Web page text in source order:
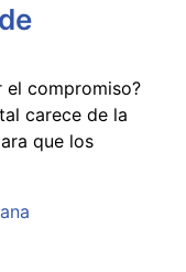
el compromiso?
carece de la
que los